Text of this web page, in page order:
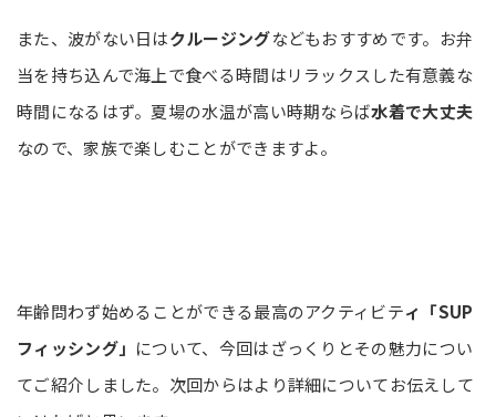
また、波がない日はクルージングなどもおすすめです。お弁
当を持ち込んで海上で食べる時間はリラックスした有意義な
時間になるはず。夏場の水温が高い時期ならば水着で大丈夫
なので、家族で楽しむことができますよ。
年齢問わず始めることができる最高のアクティビティ「SUP
フィッシング」 について、今回はざっくりとその魅力につい
てご紹介しました。次回からはより詳細についてお伝えして